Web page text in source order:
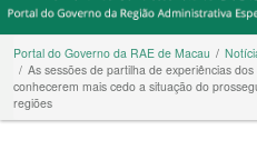
Portal do Governo da RAE de Macau
As sessões de partilha de experiências
conhecerem mais cedo a situação do
regiões